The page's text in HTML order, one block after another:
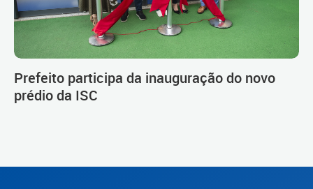
Prefeito participa da inauguração do novo
prédio da ISC